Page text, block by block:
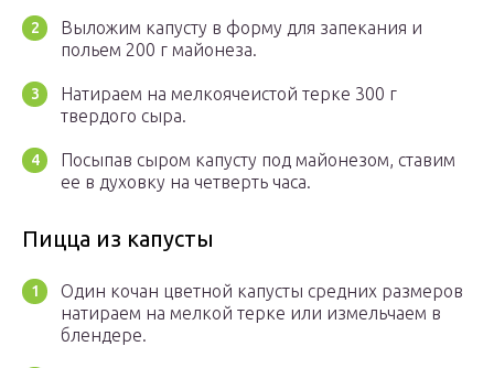
Выложим капусту в форму для запекания и
польем 200 г майонеза.
Натираем на мелкоячеистой терке 300 г
твердого сыра.
Посыпав сыром капусту под майонезом, ставим
ее в духовку на четверть часа.
Пицца из капусты
Один кочан цветной капусты средних размеров
натираем на мелкой терке или измельчаем в
блендере.